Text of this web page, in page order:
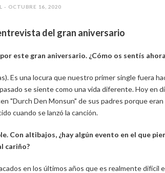
- OCTUBRE 16, 2020
del gran aniversario
este gran aniversario. ¿Cómo os sentís
Es una locura que nuestro primer single fuera
se siente como una vida diferente. Hoy en
"Durch Den Monsun" de sus padres porque eran
cuando se lanzó la canción.
Con altibajos, ¿hay algún evento en el que
cariño?
en los últimos años que es realmente difícil